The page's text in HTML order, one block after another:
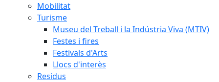
Mobilitat
Turisme
Museu del Treball i la Indústria Viva (MTIV)
Festes i fires
Festivals d'Arts
Llocs d'interès
Residus